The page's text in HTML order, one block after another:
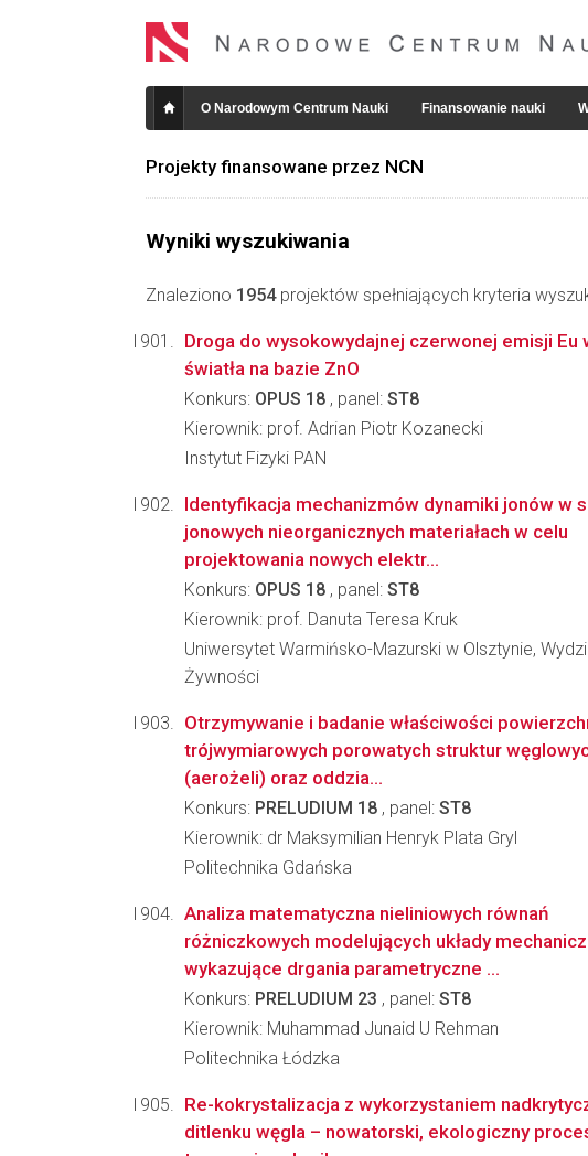
O Narodowym Centrum Nauki Finansowanie nauki
Projekty finansowane przez NCN
Wyniki wyszukiwania
Znaleziono 1954projektów spełniających kryteria
Droga do wysokowydajnej czerwonej emisji Eu
światła na bazie ZnO
Konkurs: OPUS 18 , panel: ST8
Kierownik: prof. Adrian Piotr Kozanecki
Instytut Fizyki PAN
Identyfikacja mechanizmów dynamiki jonów w
jonowych nieorganicznych materiałach w celu
projektowania nowych elektr...
Konkurs: OPUS 18 , panel: ST8
Kierownik: prof. Danuta Teresa Kruk
Uniwersytet Warmińsko-Mazurski w Olsztynie,
Żywności
Otrzymywanie i badanie właściwości
trójwymiarowych porowatych struktur
(aerożeli) oraz oddzia...
Konkurs: PRELUDIUM 18 , panel: ST8
Kierownik: dr Maksymilian Henryk Plata Gryl
Politechnika Gdańska
Analiza matematyczna nieliniowych równań
różniczkowych modelujących układy
wykazujące drgania parametryczne ...
Konkurs: PRELUDIUM 23 , panel: ST8
Kierownik: Muhammad Junaid U Rehman
Politechnika Łódzka
Re-kokrystalizacja z wykorzystaniem
ditlenku węgla – nowatorski, ekologiczny